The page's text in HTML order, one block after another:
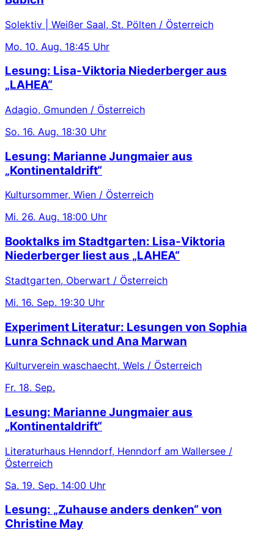
Solektiv | Weißer Saal, St. Pölten / Österreich
Mo. 10. Aug. 18:45 Uhr
Lesung: Lisa-Viktoria Niederberger aus
„LAHEA“
Adagio, Gmunden / Österreich
So. 16. Aug. 18:30 Uhr
Lesung: Marianne Jungmaier aus
„Kontinentaldrift“
Kultursommer, Wien / Österreich
Mi. 26. Aug. 18:00 Uhr
Booktalks im Stadtgarten: Lisa-Viktoria
Niederberger liest aus „LAHEA“
Stadtgarten, Oberwart / Österreich
Mi. 16. Sep. 19:30 Uhr
Experiment Literatur: Lesungen von Sophia
Lunra Schnack und Ana Marwan
Kulturverein waschaecht, Wels / Österreich
Fr. 18. Sep.
Lesung: Marianne Jungmaier aus
„Kontinentaldrift“
Literaturhaus Henndorf, Henndorf am Wallersee /
Österreich
Sa. 19. Sep. 14:00 Uhr
Lesung: „Zuhause anders denken“ von
Christine May